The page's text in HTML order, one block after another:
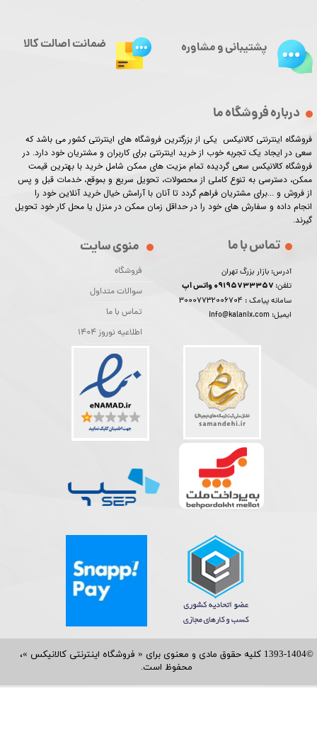
©1393-1404 کلیه حقوق مادی و معنوی برای « فروشگاه اینترنتی کالانیکس »،
محفوظ است.​​​​​​​
درباره فروشگاه ما
فروشگاه اینترنتی کالانیکس یکی از بزرگترین فروشگاه های اینترنتی کشور می باشد که
سعی در ایجاد یک تجربه خوب از خرید اینترنتی برای کاربران و مشتریان خود دارد. در
فروشگاه کالانیکس سعی گردیده تمام مزیت های ممکن شامل خرید با بهترین قیمت
ممکن، دسترسی به تنوع کاملی از محصولات، تحویل سریع و بموقع، خدمات قبل و پس
از فروش و ...برای مشتریان فراهم گردد تا آنان با آرامش خیال خرید آنلاین خود را
انجام داده و سفارش های خود را در حداقل زمان ممکن در منزل یا محل کار خود تحویل
گیرند.​​​​​​​
منوی سایت
فروشگاه
سوالات متداول
تماس با ما
اطلاعیه نوروز 1404
تماس با ما
آدرس: بازار بزرگ تهران
تلفن:
سامانه پیامک : 30007732006704
ایمیل: info@kalanix.com
پشتیبانی و مشاوره ضمانت اصالت کالا